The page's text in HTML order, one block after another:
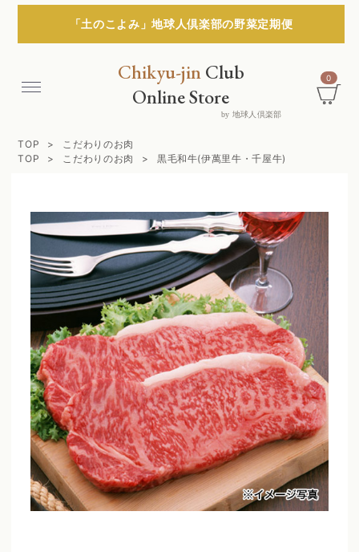
Menu
「土のこよみ」地球人倶楽部の野菜定期便
Chikyu-jinClub
Online Store
by 地球人倶楽部
0
TOP
こだわりのお肉
TOP
こだわりのお肉 黒毛和牛(伊萬里牛・千屋牛)